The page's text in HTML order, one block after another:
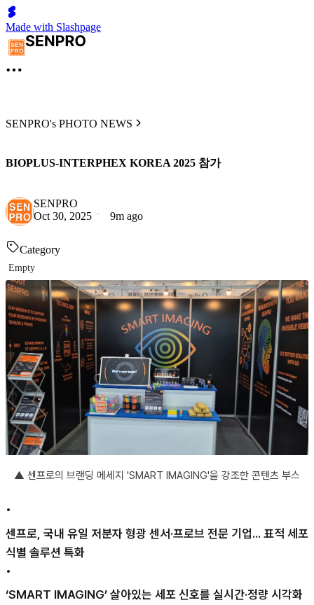
Made with Slashpage
SENPRO's PHOTO NEWS
BIOPLUS-INTERPHEX KOREA 2025 참가
SENPRO
Oct 30, 2025
9m ago
Category
Empty
▲ 센프로의 브랜딩 메세지 'SMART IMAGING'을 강조한 콘텐츠 부스
•
센프로, 국내 유일 저분자 형광 센서·프로브 전문 기업... 표적 세포
식별 솔루션 특화
•
‘SMART IMAGING’ 살아있는 세포 신호를 실시간·정량 시각화